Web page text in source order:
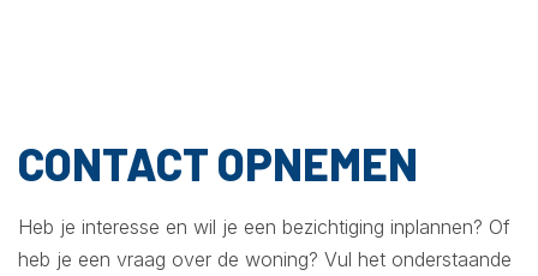
CONTACT OPNEMEN
Heb je interesse en wil je een bezichtiging inplannen? Of
heb je een vraag over de woning? Vul het onderstaande